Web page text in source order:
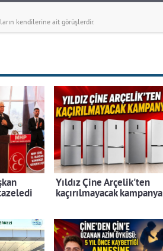
kendilerine ait görüşlerdir.
Yıldız Çine Arçelik'ten
kaçırılmayacak kampanya